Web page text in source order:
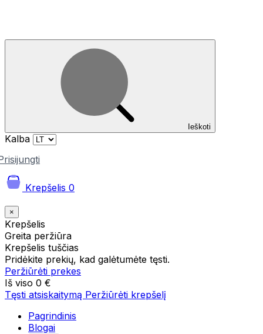
Ieškoti
Kalba
Krepšelis 0
×
Krepšelis
Greita peržiūra
Krepšelis tuščias
Pridėkite prekių, kad galėtumėte tęsti.
Peržiūrėti prekes
Iš viso 0 €
Tęsti atsiskaitymą Peržiūrėti krepšelį
Pagrindinis
Blogai